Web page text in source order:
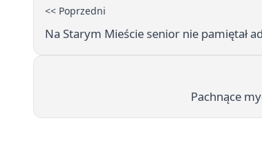
<< Poprzedni
Na Starym Mieście senior nie pamiętał
Pachnące